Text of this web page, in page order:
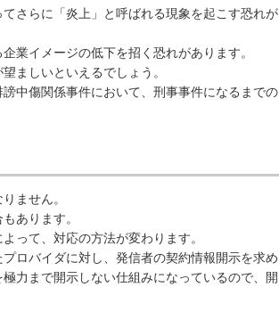
さらに「炎上」と呼ばれる現象を起こす恐れが
業イメージの低下を招く恐れがあります。
ましいといえるでしょう。
中傷関係事件において、刑事事件になるまでの
ません。
あります。
って、対応の方法が変わります。
ロバイダに対し、発信者の契約情報開示を求め
力まで開示しない仕組みになっているので、開